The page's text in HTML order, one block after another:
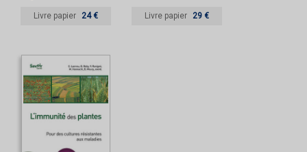
Livre papier 24 € Livre papier 29 €